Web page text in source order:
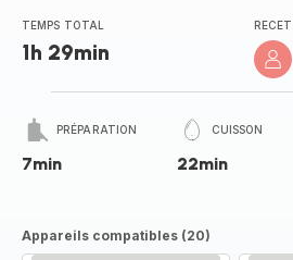
TEMPS TOTAL
1h 29min
PRÉPARATION
7min
CUISSON
22min
Appareils compatibles (20)